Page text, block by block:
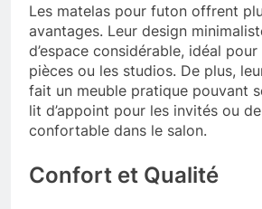
Les matelas pour futon offrent
avantages. Leur design
d’espace considérable, idéal
pièces ou les studios. De plus,
fait un meuble pratique pouvant
lit d’appoint pour les invités ou
confortable dans le salon.
Confort et Qualité